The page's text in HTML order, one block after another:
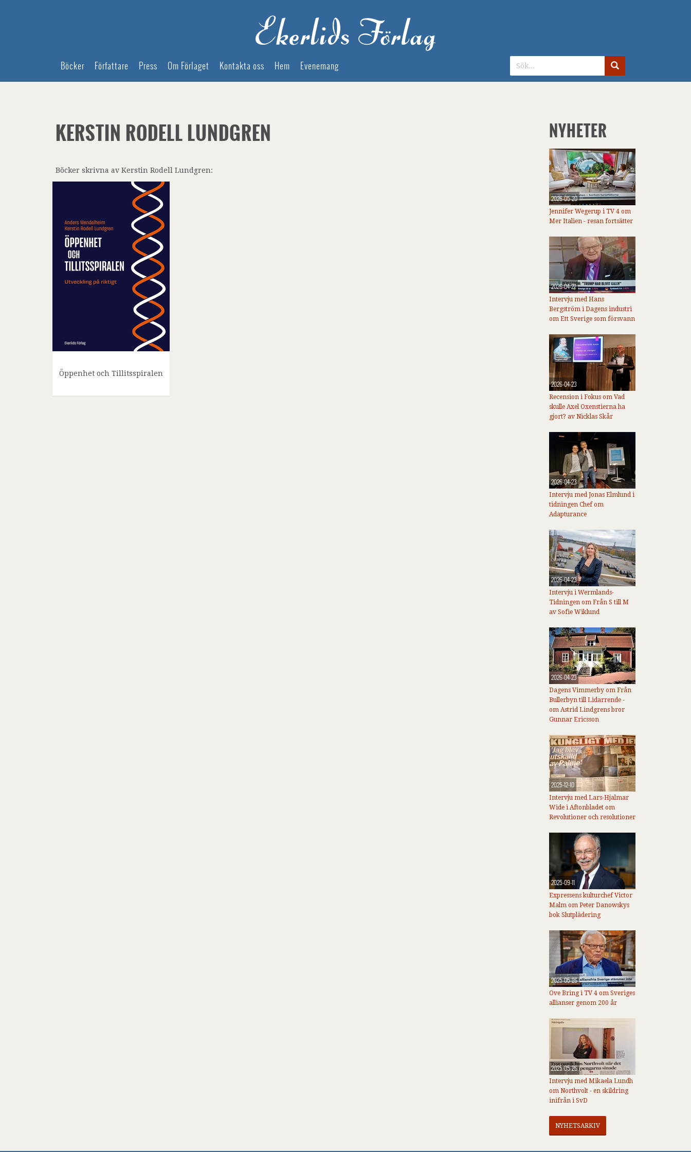
Böcker Författare Press Om Förlaget Kontakta oss Hem Evenemang
KERSTIN RODELL LUNDGREN
Böcker skrivna av Kerstin Rodell Lundgren:
Öppenhet och Tillitsspiralen
NYHETER
2026-05-20
Jennifer Wegerup i TV 4 om
Mer Italien - resan fortsätter
2026-04-27
Intervju med Hans
Bergström i Dagens industri
om Ett Sverige som försvann
2026-04-23
Recension i Fokus om Vad
skulle Axel Oxenstierna ha
gjort? av Nicklas Skår
2026-04-23
Intervju med Jonas Elmlund i
tidningen Chef om
Adapturance
2026-04-23
Intervju i Wermlands-
Tidningen om Från S till M
av Sofie Wiklund
2026-04-23
Dagens Vimmerby om Från
Bullerbyn till Lidarrende -
om Astrid Lindgrens bror
Gunnar Ericsson
2025-12-10
Intervju med Lars-Hjalmar
Wide i Aftonbladet om
Revolutioner och resolutioner
2025-09-11
Expressens kulturchef Victor
Malm om Peter Danowskys
bok Slutplädering
2025-05-26
Ove Bring i TV 4 om Sveriges
allianser genom 200 år
2025-05-26
Intervju med Mikaela Lundh
om Northvolt - en skildring
inifrån i SvD
NYHETSARKIV